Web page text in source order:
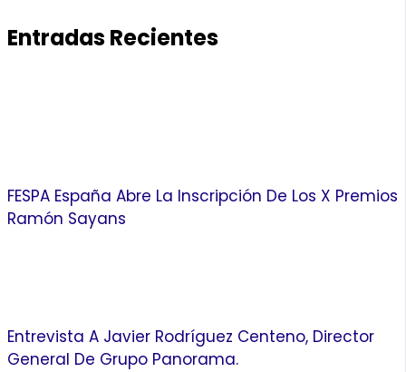
Entradas Recientes
FESPA España Abre La Inscripción De Los X Premios
Ramón Sayans
Entrevista A Javier Rodríguez Centeno, Director
General De Grupo Panorama.